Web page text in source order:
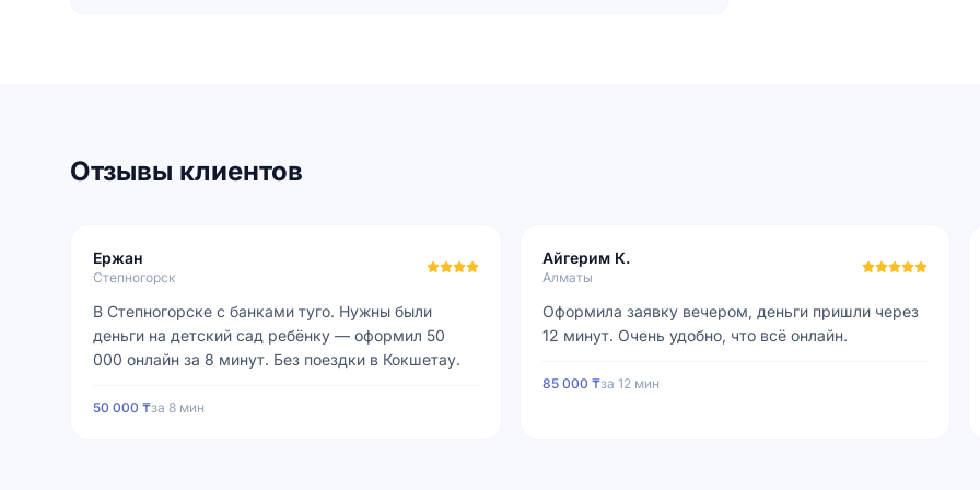
Отзывы клиентов
Ержан
Степногорск
В Степногорске с банками туго. Нужны были
деньги на детский сад ребёнку — оформил 50
000 онлайн за 8 минут. Без поездки в Кокшетау.
50 000 ₸за 8 мин
Айгерим К.
Алматы
Оформила заявку вечером, деньги пришли через
12 минут. Очень удобно, что всё онлайн.
85 000 ₸за 12 мин